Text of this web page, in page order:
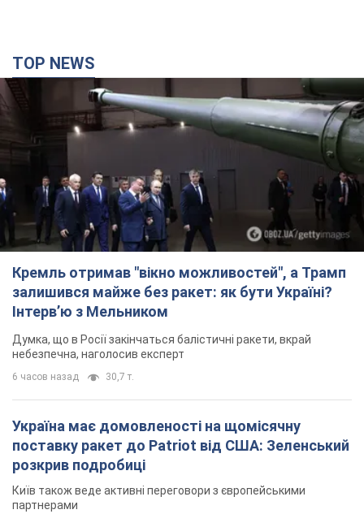
TOP NEWS
Кремль отримав "вікно можливостей", а Трамп
залишився майже без ракет: як бути Україні?
Інтерв’ю з Мельником
Думка, що в Росії закінчаться балістичні ракети, вкрай
небезпечна, наголосив експерт
6 часов назад 30,7 т.
Україна має домовленості на щомісячну
поставку ракет до Patriot від США: Зеленський
розкрив подробиці
Київ також веде активні переговори з європейськими
партнерами